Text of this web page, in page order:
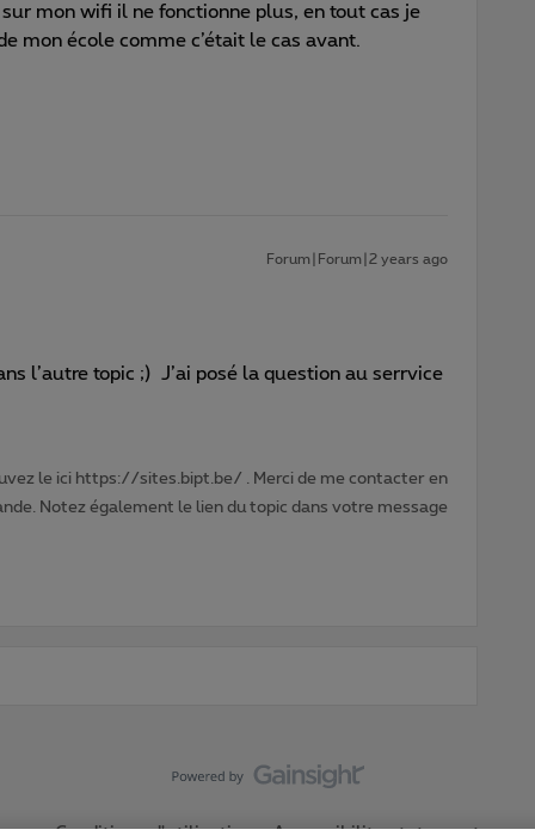
mon wifi il ne fonctionne plus, en tout cas je
mon école comme c’était le cas avant.
Forum|Forum|2 years ago
l’autre topic ;) J’ai posé la question au serrvice
le ici https://sites.bipt.be/ . Merci de me contacter en
Notez également le lien du topic dans votre message